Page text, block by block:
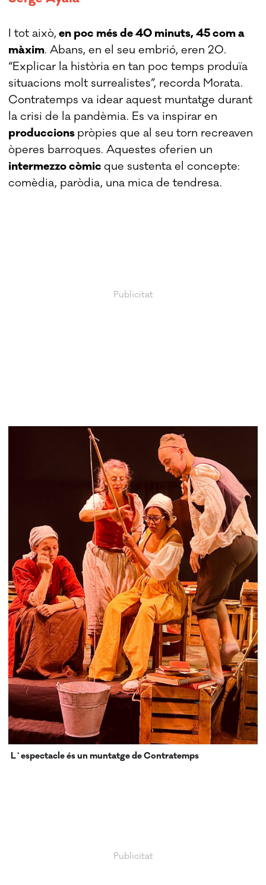
I tot això, en poc més de 40 minuts, 45 com a
màxim. Abans, en el seu embrió, eren 20.
“Explicar la història en tan poc temps produïa
situacions molt surrealistes”, recorda Morata.
Contratemps va idear aquest muntatge durant
la crisi de la pandèmia. Es va inspirar en
produccions pròpies que al seu torn recreaven
òperes barroques. Aquestes oferien un
intermezzo còmicque sustenta el concepte:
comèdia, paròdia, una mica de tendresa.
L`espectacle és un muntatge de Contratemps